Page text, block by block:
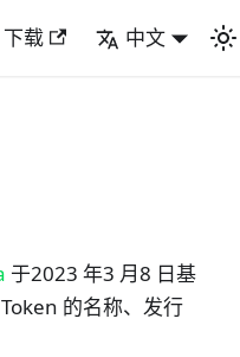
下载 中文
于2023 年3 月8 日基
的名称、发行